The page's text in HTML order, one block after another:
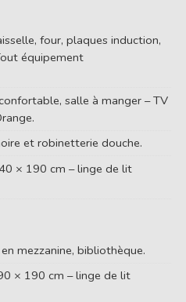
four, plaques induction,
équipement
salle à manger – TV
et robinetterie douche.
× 190 cm – linge de lit
mezzanine, bibliothèque.
× 190 cm – linge de lit